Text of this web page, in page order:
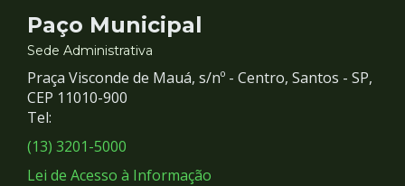
Contato
e
Redes
Sociais
Paço Municipal
Sede Administrativa
Praça Visconde de Mauá, s/nº - Centro, Santos - SP,
CEP 11010-900
Tel:
(13) 3201-5000
Lei de Acesso à Informação